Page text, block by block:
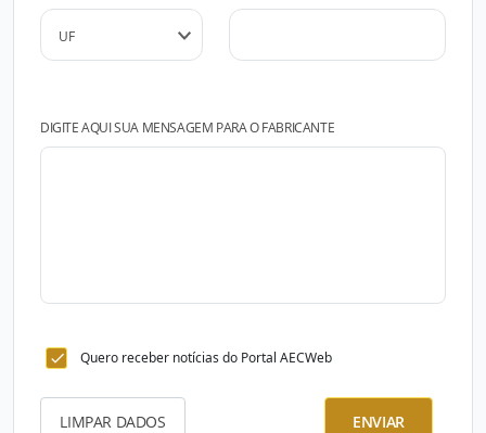
DIGITE AQUI SUA MENSAGEM PARA O FABRICANTE
Quero receber notícias do Portal AECWeb
LIMPAR DADOS ENVIAR